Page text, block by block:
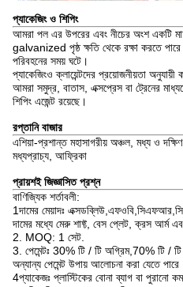
প্যাকেজিং ও শিপিং
আমরা পল এর উপরের এবং নীচের অংশ একটি
galvanized পৃষ্ঠ ক্ষতি থেকে রক্ষা করতে পারে
পরিবহনের সময় ঘটে।
প্যাকেজিংও ক্লায়েন্টদের প্রয়োজনীয়তা অনুযায়ী
আমরা সমুদ্র, বাতাস, এক্সপ্রেস বা ট্রেনের
শিপিং এজেন্ট রয়েছে।
রপ্তানি বাজার
এশিয়া-প্রশান্ত মহাসাগরীয় অঞ্চল, মধ্য ও
মধ্যপ্রাচ্য, আফ্রিকা
প্রায়শই জিজ্ঞাসিত প্রশ্ন
বাণিজ্যিক শর্তাবলী:
1দামের মেয়াদঃ
দামের মধ্যে মেরু শাফ্ট, বেস প্লেট, ক্রস আর্ম
2. MOQ: 1 সেট.
3. পেমেন্টঃ 30% টি / টি অগ্রিম,70% টি / টি
অন্যান্য পেমেন্ট উপায় আলোচনা করা যেতে
4প্যাকেজঃ প্লাস্টিকের বোনা ব্যাগ বা পুরানো